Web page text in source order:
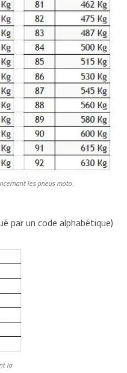
les pneus moto.
par un code alphabétique)
la